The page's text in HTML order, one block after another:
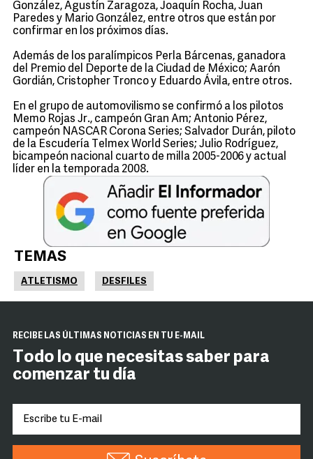
González, Agustín Zaragoza, Joaquín Rocha, Juan
Paredes y Mario González, entre otros que están por
confirmar en los próximos días.
Además de los paralímpicos Perla Bárcenas, ganadora
del Premio del Deporte de la Ciudad de México; Aarón
Gordián, Cristopher Tronco y Eduardo Ávila, entre otros.
En el grupo de automovilismo se confirmó a los pilotos
Memo Rojas Jr., campeón Gran Am; Antonio Pérez,
campeón NASCAR Corona Series; Salvador Durán, piloto
de la Escudería Telmex World Series; Julio Rodríguez,
bicampeón nacional cuarto de milla 2005-2006 y actual
líder en la temporada 2008.
TEMAS
ATLETISMO DESFILES
RECIBE LAS ÚLTIMAS NOTICIAS EN TU E-MAIL
Todo lo que necesitas saber para
comenzar tu día